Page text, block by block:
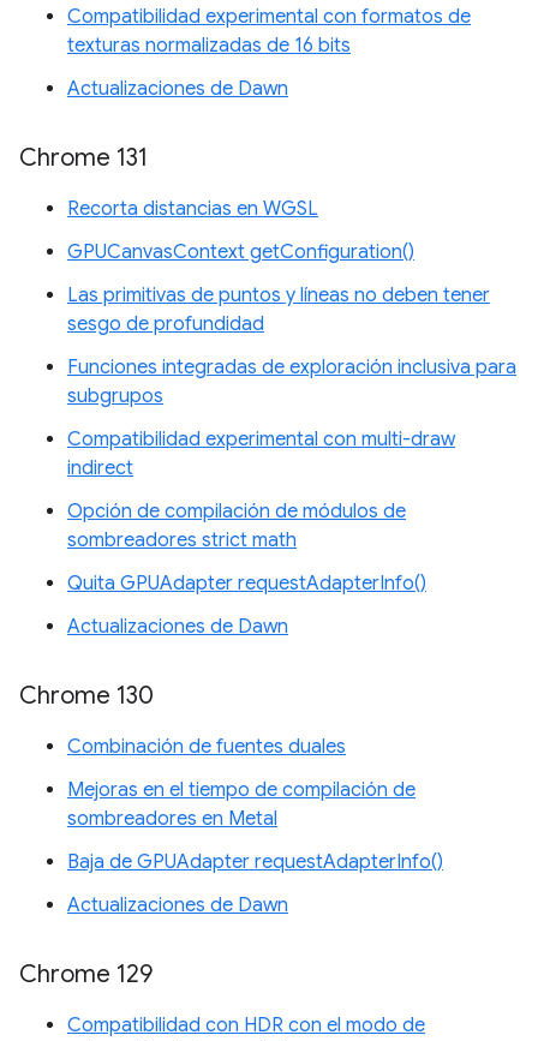
Compatibilidad experimental con formatos de
texturas normalizadas de 16 bits
Actualizaciones de Dawn
Chrome 131
Recorta distancias en WGSL
GPUCanvasContext getConfiguration()
Las primitivas de puntos y líneas no deben tener
sesgo de profundidad
Funciones integradas de exploración inclusiva para
subgrupos
Compatibilidad experimental con multi-draw
indirect
Opción de compilación de módulos de
sombreadores strict math
Quita GPUAdapter requestAdapterInfo()
Actualizaciones de Dawn
Chrome 130
Combinación de fuentes duales
Mejoras en el tiempo de compilación de
sombreadores en Metal
Baja de GPUAdapter requestAdapterInfo()
Actualizaciones de Dawn
Chrome 129
Compatibilidad con HDR con el modo de